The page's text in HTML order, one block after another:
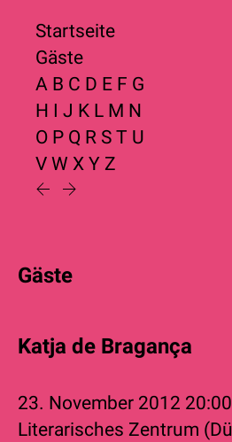
Startseite
Gäste
A B C D E F G
H I J K L M N
O P Q R S T U
V W X Y Z
Gäste
Katja de Bragança
23. November 2012
Literarisches Zentrum